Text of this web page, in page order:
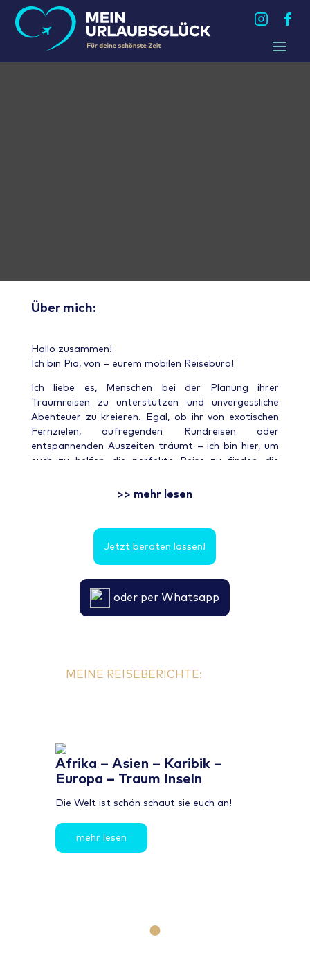
Über mich:
Hallo zusammen!
Ich bin Pia, von – eurem mobilen Reisebüro!
Ich liebe es, Menschen bei der Planung ihrer
Traumreisen zu unterstützen und unvergessliche
Abenteuer zu kreieren. Egal, ob ihr von exotischen
Fernzielen, aufregenden Rundreisen oder
entspannenden Auszeiten träumt – ich bin hier, um
euch zu helfen, die perfekte Reise zu finden, die
Mit meiner Leidenschaft für das Reisen und meiner
sicherstellen, dass jede Reise nicht nur ein Urlaub,
sondern ein unvergessliches Erlebnis wird. Lasst uns
gemeinsam die Welt entdecken!
Ich freue mich darauf, von euch zu hören und euer
nächstes Abenteuer zu planen!
>> mehr lesen
Jetzt beraten lassen!
oder per Whatsapp
MEINE REISEBERICHTE:
Afrika – Asien – Karibik –
Europa – Traum Inseln
Die Welt ist schön schaut sie euch an!
mehr lesen